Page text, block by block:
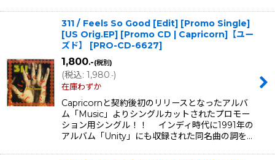
311 / Feels So Good [Edit] [Promo Single]
[US Orig.EP] [Promo CD | Capricorn]【ユー
ズド】
[PRO-CD-6627]
1,800.-(税別)
(税込: 1,980.-)
在庫わずか
Capricornと契約後初のリリースとなったアルバ
ム「Music」よりシングルカットされたプロモー
ション用シングル！！ インディ時代に1991年の
アルバム「Unity」にも収録された同名曲の詞を…